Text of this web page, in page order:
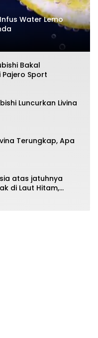
Water Lemo
Bakal
Sport
Luncurkan Livina
Terungkap, Apa
atas jatuhnya
di Laut Hitam,